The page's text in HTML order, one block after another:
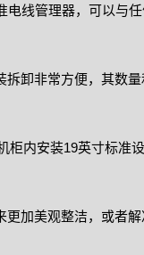
线管理器，可以与
卸非常方便，其数量
柜内安装19英寸标准
更加美观整洁，或者